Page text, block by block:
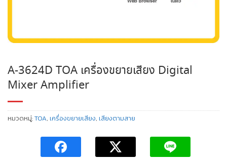
A-3624D TOA เครื่องขยายเสียง Digital
Mixer Amplifier
หมวดหมู่:TOA, เครื่องขยายเสียง, เสียงตามสาย